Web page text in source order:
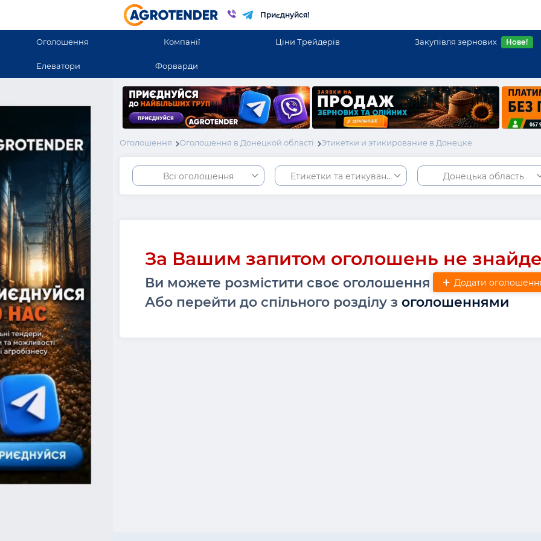
Приєднуйся!
Оголошення Компанії Ціни Трейдерів Закупівля зернових Нове!
Елеватори Форварди
Оголошення Оголошення в Донецкой області Этикетки и этикирование в Донецке
Всі оголошення Етикетки та етикування Донецька область
За Вашим запитом оголошень не
Ви можете розмістити своє оголошення Додати
Або перейти до спільного розділу з оголошеннями